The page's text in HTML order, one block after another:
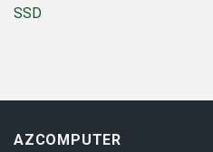
SSD
AZCOMPUTER